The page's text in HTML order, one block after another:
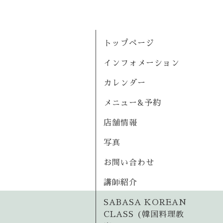
トップページ
インフォメーション
カレンダー
メニュー&予約
店舗情報
写真
お問い合わせ
講師紹介
SABASA KOREAN
CLASS (韓国料理教